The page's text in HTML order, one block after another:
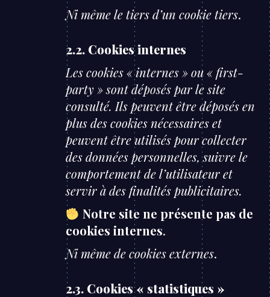
Ni même le tiers d’un cookie tiers.
2.2. Cookies internes
Les cookies « internes » ou « first-
party » sont déposés par le site
consulté. Ils peuvent être déposés en
plus des cookies nécessaires et
peuvent être utilisés pour collecter
des données personnelles, suivre le
comportement de l’utilisateur et
servir à des finalités publicitaires.
Notre site ne présente pas de
cookies internes.
Ni même de cookies externes.
2.3. Cookies « statistiques »